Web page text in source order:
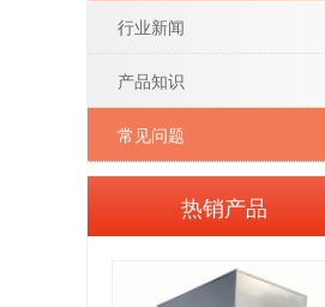
行业新闻
产品知识
常见问题
热销产品